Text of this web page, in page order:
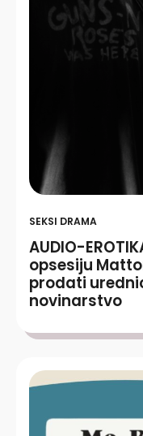
SEKSI DRAMA
AUDIO-
opsesiju
prodati
novinarstvo